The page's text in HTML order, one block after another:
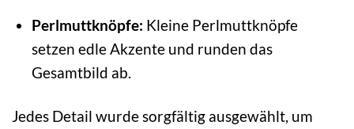
Perlmuttknöpfe: Kleine Perlmuttknöpfe
setzen edle Akzente und runden das
Gesamtbild ab.
Jedes Detail wurde sorgfältig ausgewählt, um